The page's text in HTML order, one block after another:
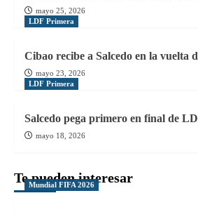
mayo 25, 2026
LDF Primera
Cibao recibe a Salcedo en la vuelta
mayo 23, 2026
LDF Primera
Salcedo pega primero en final de
mayo 18, 2026
Te pueden interesar
Mundial FIFA 2026